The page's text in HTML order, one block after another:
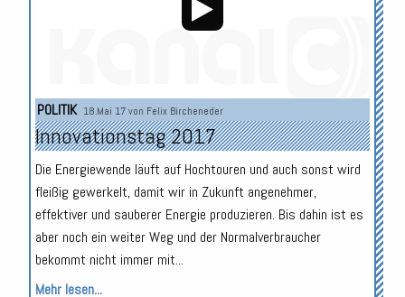
Audio-
Player
POLITIK 18.Mai 17 von Felix Bircheneder
Innovationstag 2017
Die Energiewende läuft auf Hochtouren und auch sonst wird
fleißig gewerkelt, damit wir in Zukunft angenehmer,
effektiver und sauberer Energie produzieren. Bis dahin ist es
aber noch ein weiter Weg und der Normalverbraucher
bekommt nicht immer mit...
Mehr lesen...